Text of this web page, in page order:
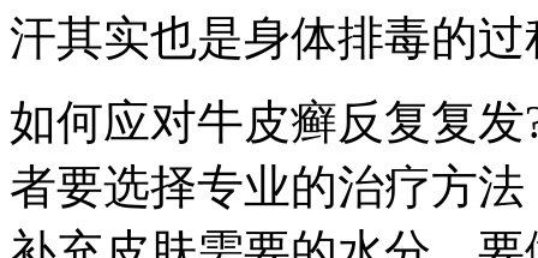
汗其实也是身体排毒的过
如何应对牛皮癣反复复
者要选择专业的治疗方